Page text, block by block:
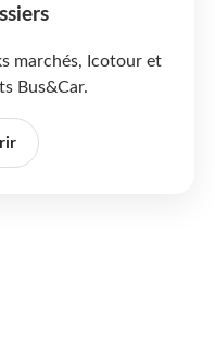
marchés, Icotour et
Bus&Car.